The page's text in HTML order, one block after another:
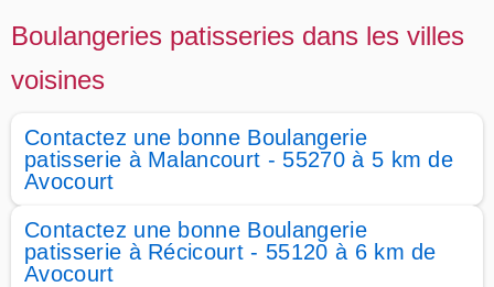
Boulangeries patisseries dans les villes
voisines
Contactez une bonne Boulangerie
patisserie à Malancourt - 55270 à 5 km de
Avocourt
Contactez une bonne Boulangerie
patisserie à Récicourt - 55120 à 6 km de
Avocourt